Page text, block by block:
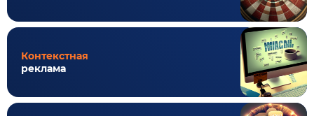
Контекстная
реклама